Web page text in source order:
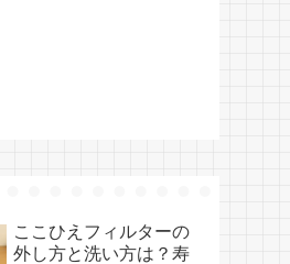
ここひえフィルターの
外し方と洗い方は？寿